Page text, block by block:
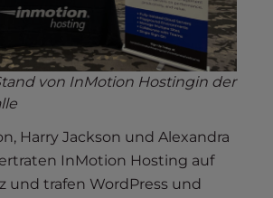
von InMotion Hostingin der
Harry Jackson und Alexandra
InMotion Hosting auf
und trafen WordPress und